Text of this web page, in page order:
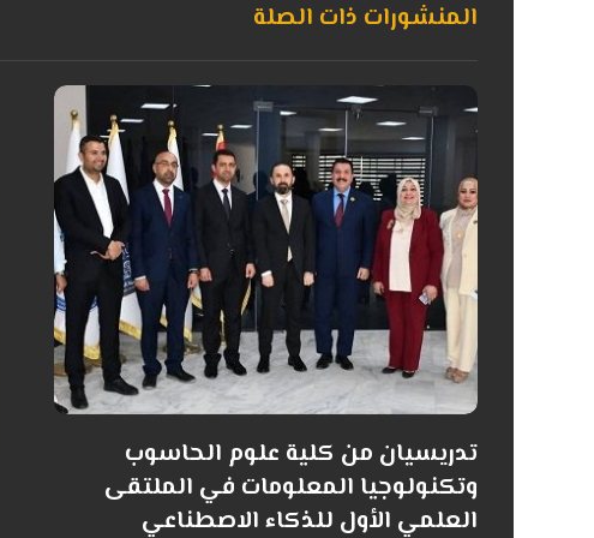
المنشورات ذات الصلة
تدريسيان من كلية علوم الحاسوب
وتكنولوجيا المعلومات في الملتقى
العلمي الأول للذكاء الاصطناعي